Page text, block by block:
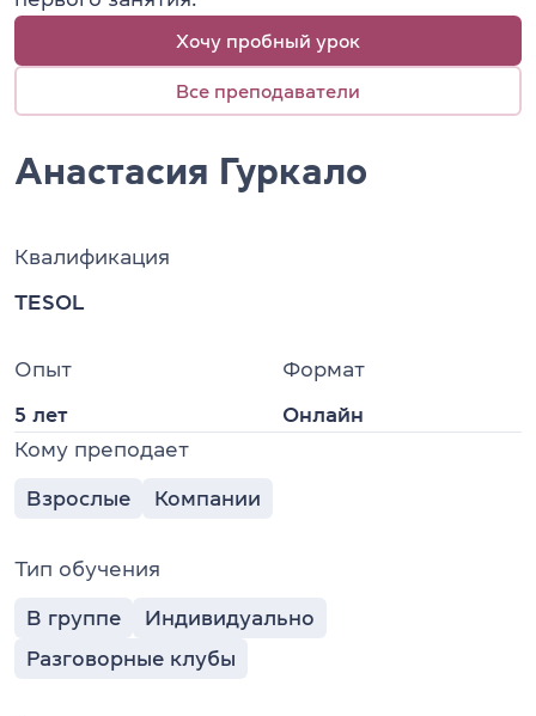
Хочу пробный урок
Все преподаватели
Анастасия Гуркало
Квалификация
TESOL
Опыт
5 лет
Формат
Онлайн
Кому преподает
Взрослые Компании
Тип обучения
В группе
Индивидуально
Разговорные клубы